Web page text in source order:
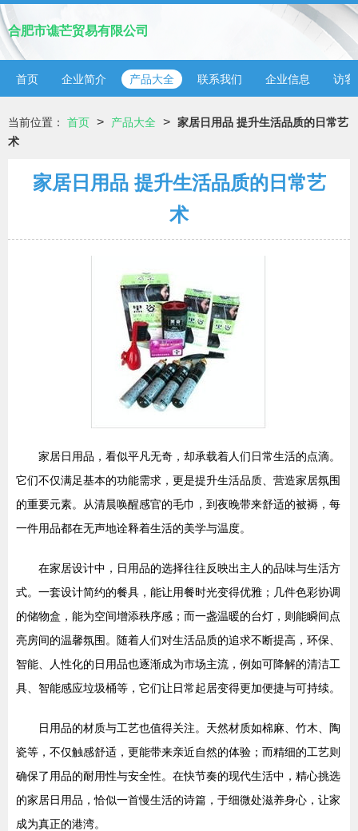
合肥市谯芒贸易有限公司
首页 企业简介 产品大全 联系我们 企业信息 访客
当前位置： 首页 > 产品大全 > 家居日用品 提升生活品质的日常艺
术
家居日用品 提升生活品质的日常艺
术
家居日用品，看似平凡无奇，却承载着人们日常生活的点滴。
它们不仅满足基本的功能需求，更是提升生活品质、营造家居氛围
的重要元素。从清晨唤醒感官的毛巾，到夜晚带来舒适的被褥，每
一件用品都在无声地诠释着生活的美学与温度。
在家居设计中，日用品的选择往往反映出主人的品味与生活方
式。一套设计简约的餐具，能让用餐时光变得优雅；几件色彩协调
的储物盒，能为空间增添秩序感；而一盏温暖的台灯，则能瞬间点
亮房间的温馨氛围。随着人们对生活品质的追求不断提高，环保、
智能、人性化的日用品也逐渐成为市场主流，例如可降解的清洁工
具、智能感应垃圾桶等，它们让日常起居变得更加便捷与可持续。
日用品的材质与工艺也值得关注。天然材质如棉麻、竹木、陶
瓷等，不仅触感舒适，更能带来亲近自然的体验；而精细的工艺则
确保了用品的耐用性与安全性。在快节奏的现代生活中，精心挑选
的家居日用品，恰似一首慢生活的诗篇，于细微处滋养身心，让家
成为真正的港湾。